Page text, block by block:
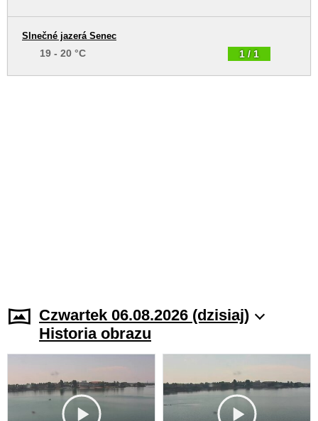
1 / 1
Slnečné jazerá Senec
19 - 20 °C
Czwartek 06.08.2026 (dzisiaj)
Historia obrazu